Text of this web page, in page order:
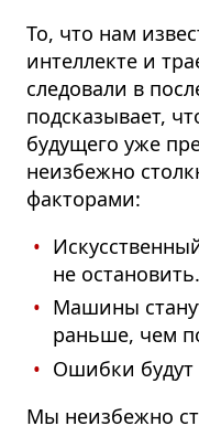
То, что нам
интеллекте и
следовали в
подсказывает,
будущего уже
неизбежно
факторами:
не остановить.
Машины
раньше, чем
Ошибки будут
Мы неизбежно